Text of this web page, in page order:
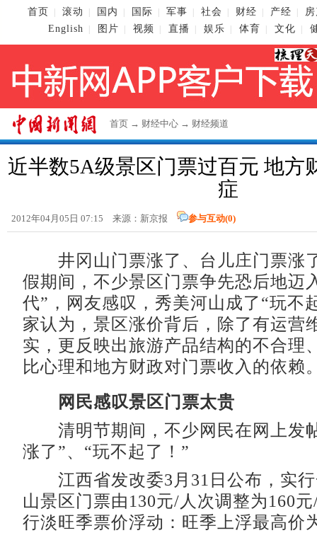
首页 滚动 国内 国际 军事 社会 财经 产经
English
图片 视频 直播 娱乐 体育 文化
首页 → 财经中心 → 财经频道
近半数5A级景区门票过百元 地方
症
2012年04月05日 07:15 来源：新京报 参与互动(0)
井冈山门票涨了、台儿庄门票涨
假期间，不少景区门票争先恐后地迈
代”，网友感叹，秀美河山成了“玩不
家认为，景区涨价背后，除了有运营
实，更反映出旅游产品结构的不合理
比心理和地方财政对门票收入的依赖
网民感叹景区门票太贵
清明节期间，不少网民在网上发
涨了”、“玩不起了！”
江西省发改委3月31日公布，实行
山景区门票由130元/人次调整为160
行淡旺季票价浮动：旺季上浮最高价